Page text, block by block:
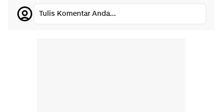
Tulis Komentar Anda...